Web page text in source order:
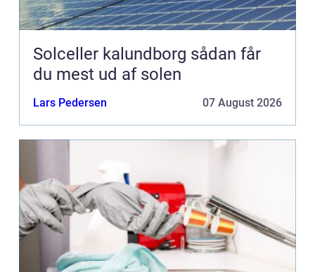
Solceller kalundborg sådan får
du mest ud af solen
Lars Pedersen 07 August 2026